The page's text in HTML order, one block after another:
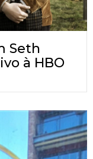
Seth
à HBO